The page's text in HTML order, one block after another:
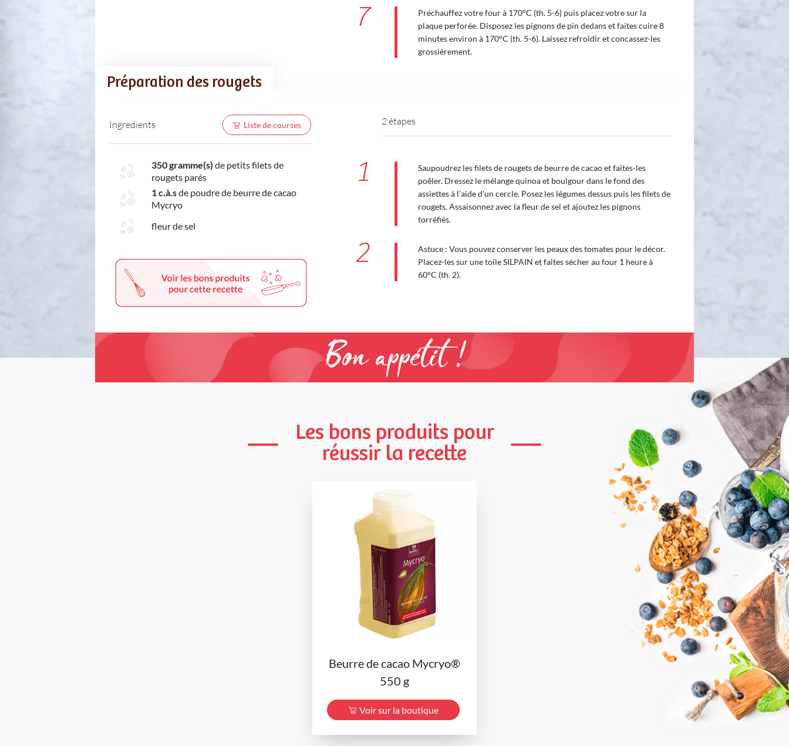
7
Préchauffez votre four à 170°C (th. 5-6) puis placez votre sur la
plaque perforée. Disposez les pignons de pin dedans et faites cuire 8
minutes environ à 170°C (th. 5-6). Laissez refroidir et concassez-les
grossièrement.
Préparation des rougets
Ingredients Liste de courses
350 gramme(s) de petits filets de
rougets parés
1 c.à.sde poudre de beurre de cacao
Mycryo
fleur de sel
2 étapes
1
Saupoudrez les filets de rougets de beurre de cacao et faites-les
poêler. Dressez le mélange quinoa et boulgour dans le fond des
assiettes à l'aide d'un cercle. Posez les légumes dessus puis les filets de
rougets. Assaisonnez avec la fleur de sel et ajoutez les pignons
torréfiés.
2
Astuce : Vous pouvez conserver les peaux des tomates pour le décor.
Placez-les sur une toile SILPAIN et faites sécher au four 1 heure à
60°C (th. 2).
Bon appétit !
Les bons produits pour
réussir la recette
Beurre de cacao Mycryo®
550 g
Voir sur la boutique